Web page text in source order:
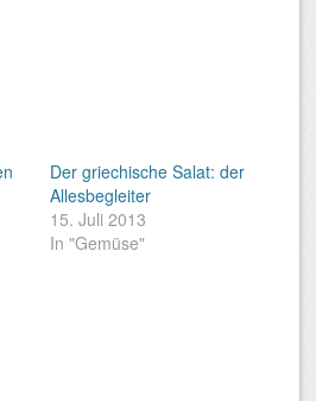
Der griechische Salat: der
Allesbegleiter
15. Juli 2013
In "Gemüse"